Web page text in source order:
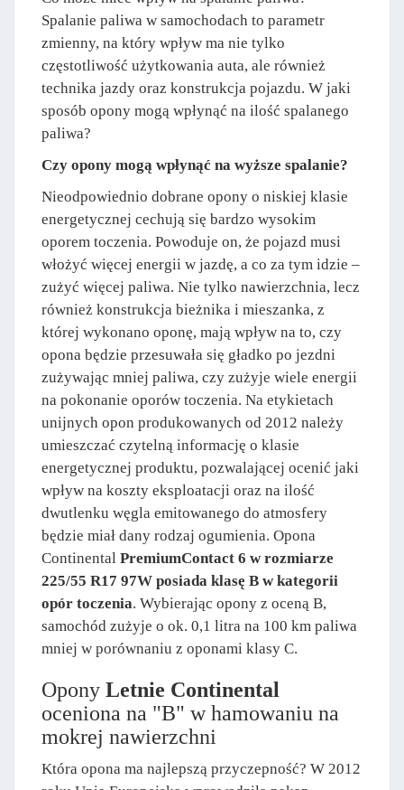
Spalanie paliwa w samochodach to parametr
zmienny, na który wpływ ma nie tylko
częstotliwość użytkowania auta, ale również
technika jazdy oraz konstrukcja pojazdu. W jaki
sposób opony mogą wpłynąć na ilość spalanego
paliwa?
Czy opony mogą wpłynąć na wyższe spalanie?
Nieodpowiednio dobrane opony o niskiej klasie
energetycznej cechują się bardzo wysokim
oporem toczenia. Powoduje on, że pojazd musi
włożyć więcej energii w jazdę, a co za tym idzie –
zużyć więcej paliwa. Nie tylko nawierzchnia, lecz
również konstrukcja bieżnika i mieszanka, z
której wykonano oponę, mają wpływ na to, czy
opona będzie przesuwała się gładko po jezdni
zużywając mniej paliwa, czy zużyje wiele energii
na pokonanie oporów toczenia. Na etykietach
unijnych opon produkowanych od 2012 należy
umieszczać czytelną informację o klasie
energetycznej produktu, pozwalającej ocenić jaki
wpływ na koszty eksploatacji oraz na ilość
dwutlenku węgla emitowanego do atmosfery
będzie miał dany rodzaj ogumienia. Opona
Continental PremiumContact 6 w rozmiarze
225/55 R17 97W posiada klasę B w kategorii
opór toczenia. Wybierając opony z oceną B,
samochód zużyje o ok. 0,1 litra na 100 km paliwa
mniej w porównaniu z oponami klasy C.
Opony Letnie Continental
oceniona na "B" w hamowaniu na
mokrej nawierzchni
Która opona ma najlepszą przyczepność? W 2012